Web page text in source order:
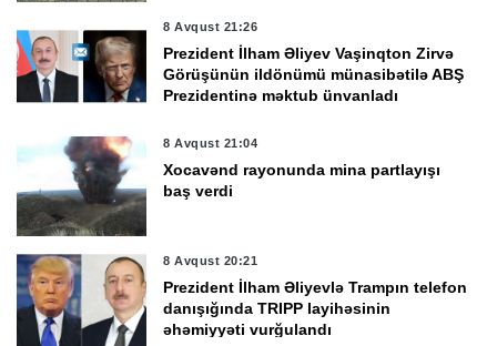
8 Avqust 21:26
Prezident İlham Əliyev Vaşinqton Zirvə
Görüşünün ildönümü münasibətilə ABŞ
Prezidentinə məktub ünvanladı
8 Avqust 21:04
Xocavənd rayonunda mina partlayışı
baş verdi
8 Avqust 20:21
Prezident İlham Əliyevlə Trampın telefon
danışığında TRIPP layihəsinin
əhəmiyyəti vurğulandı